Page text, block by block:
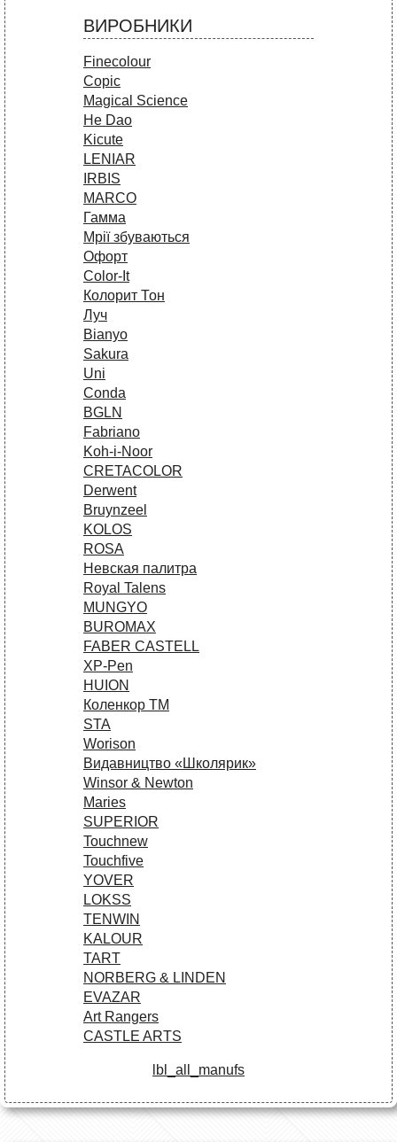
ВИРОБНИКИ
Finecolour
Copic
Magical Science
He Dao
Kicute
LENIAR
IRBIS
MARCO
Гамма
Мрії збуваються
Офорт
Сolor-It
Колорит Тон
Луч
Bianyo
Sakura
Uni
Conda
BGLN
Fabriano
Koh-i-Noor
CRETACOLOR
Derwent
Bruynzeel
KOLOS
ROSA
Невская палитра
Royal Talens
MUNGYO
BUROMAX
FABER CASTELL
XP-Pen
HUION
Коленкор ТМ
STA
Worison
Видавництво «Школярик»
Winsor & Newton
Maries
SUPERIOR
Touchnew
Touchfive
YOVER
LOKSS
TENWIN
KALOUR
TART
NORBERG & LINDEN
EVAZAR
Art Rangers
CASTLE ARTS
lbl_all_manufs